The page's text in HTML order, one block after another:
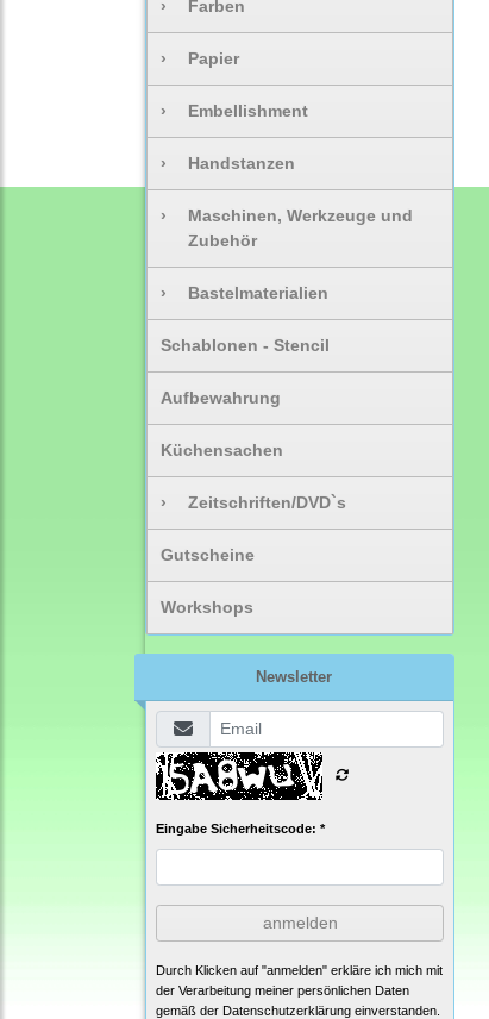
› Farben
› Papier
› Embellishment
› Handstanzen
›
Maschinen, Werkzeuge und
Zubehör
› Bastelmaterialien
Schablonen - Stencil
Aufbewahrung
Küchensachen
› Zeitschriften/DVD`s
Gutscheine
Workshops
Newsletter
Eingabe Sicherheitscode: *
anmelden
Durch Klicken auf "anmelden" erkläre ich mich mit
der Verarbeitung meiner persönlichen Daten
gemäß der Datenschutzerklärung einverstanden.